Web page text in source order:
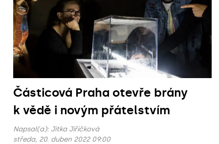
Částicová Praha otevře brány
k vědě i novým přátelstvím
Napsal(a): Jitka Jiřičková
středa, 20. duben 2022 09:00